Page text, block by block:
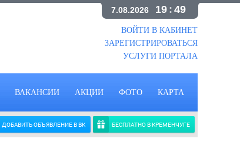
7.08.2026 19 : 49
ВОЙТИ В КАБИНЕТ
ЗАРЕГИСТРИРОВАТЬСЯ
УСЛУГИ ПОРТАЛА
ВАКАНСИИ АКЦИИ ФОТО КАРТА
ДОБАВИТЬ ОБЪЯВЛЕНИЕ В ВК БЕСПЛАТНО В КРЕМЕНЧУГЕ